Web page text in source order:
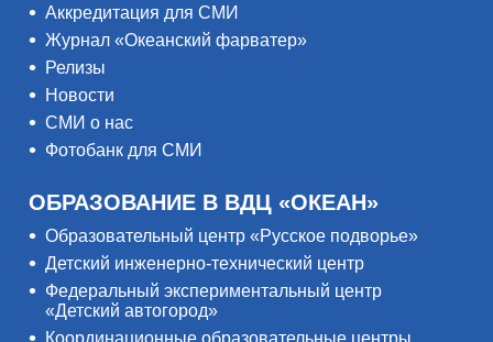
Аккредитация для СМИ
Журнал «Океанский фарватер»
Релизы
Новости
СМИ о нас
Фотобанк для СМИ
ОБРАЗОВАНИЕ В ВДЦ «ОКЕАН»
Образовательный центр «Русское подворье»
Детский инженерно-технический центр
Федеральный экспериментальный центр
«Детский автогород»
Координационные образовательные центры